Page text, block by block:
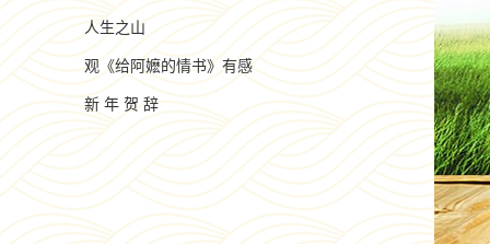
人生之山
观《给阿嬷的情书》有感
新 年 贺 辞